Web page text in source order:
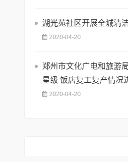
湖光苑社区开展全城清
2020-04-20
郑州市文化广电和旅游
星级 饭店复工复产情况
2020-04-20